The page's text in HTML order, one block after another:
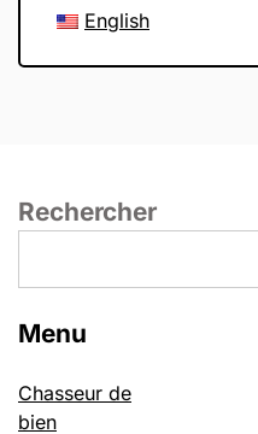
English
Rechercher
Menu
Chasseur de
bien